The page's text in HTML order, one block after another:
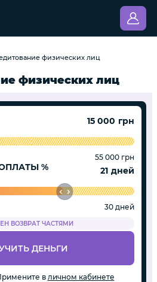
физических лиц
физических лиц
грн
55 000 грн
% дней
30 дней
ВОЗВРАТ ЧАСТЯМИ
ДЕНЬГИ
в личном кабинете